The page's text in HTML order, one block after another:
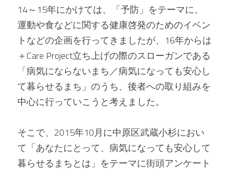
14～15年にかけては、「予防」をテーマに、
運動や食などに関する健康啓発のためのイベン
トなどの企画を行ってきましたが、16年からは
＋Care Project立ち上げの際のスローガンである
「病気にならないまち／病気になっても安心し
て暮らせるまち」のうち、後者への取り組みを
中心に行っていこうと考えました。
そこで、2015年10月に中原区武蔵小杉におい
て「あなたにとって、病気になっても安心して
暮らせるまちとは」をテーマに街頭アンケート